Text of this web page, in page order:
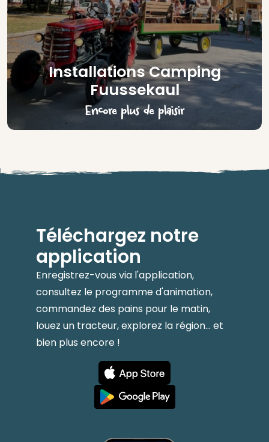
Installations Camping
Fuussekaul
Encore plus de plaisir
Téléchargez notre
application
Enregistrez-vous via l'application,
consultez le programme d'animation,
commandez des pains pour le matin,
louez un tracteur, explorez la région... et
bien plus encore !